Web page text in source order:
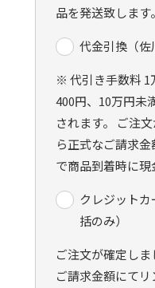
品を発送致します。
代金引換（佐
※ 代引き手数料 1
400円、10万円未
されます。 ご注
ら正式なご請求
で商品到着時に現
クレジット
括のみ）
ご注文が確定し
ご請求金額にて